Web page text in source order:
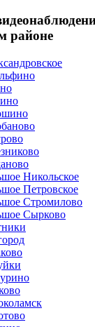
районе
Никольское
Петровское
Стромилово
Сырково